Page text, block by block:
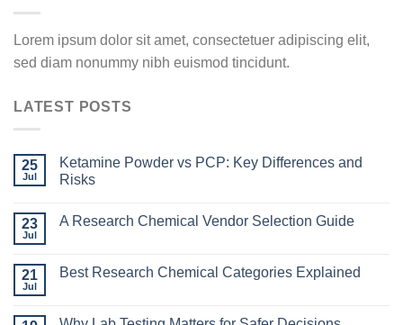
Lorem ipsum dolor sit amet, consectetuer adipiscing elit,
sed diam nonummy nibh euismod tincidunt.
LATEST POSTS
25
Jul
Ketamine Powder vs PCP: Key Differences and
Risks
23
Jul
A Research Chemical Vendor Selection Guide
21
Jul
Best Research Chemical Categories Explained